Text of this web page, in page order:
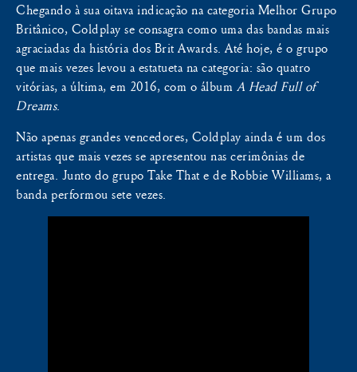
Chegando à sua oitava indicação na categoria Melhor Grupo
Britânico, Coldplay se consagra como uma das bandas mais
agraciadas da história dos Brit Awards. Até hoje, é o grupo
que mais vezes levou a estatueta na categoria: são quatro
vitórias, a última, em 2016, com o álbum A Head Full of
Dreams.
Não apenas grandes vencedores, Coldplay ainda é um dos
artistas que mais vezes se apresentou nas cerimônias de
entrega. Junto do grupo Take That e de Robbie Williams, a
banda performou sete vezes.